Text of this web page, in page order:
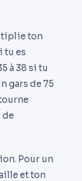
ton
tu es
à 38 si tu
gars de 75
de
Pour un
et ton